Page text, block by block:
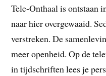
Tele-Onthaal is ontstaan
naar hier overgewaaid.
verstreken. De
meer openheid. Op de
in tijdschriften lees je